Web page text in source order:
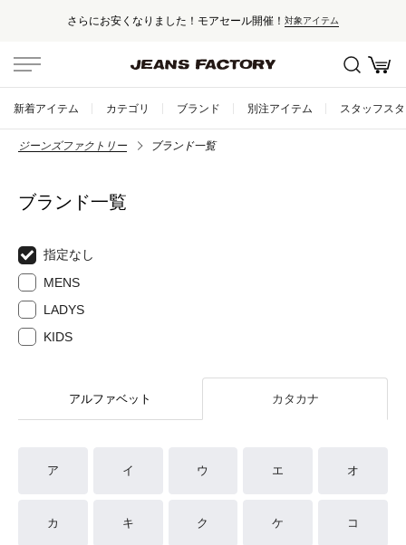
さらにお安くなりました！モアセール開催！ 対象アイテム
新着アイテム カテゴリ ブランド 別注アイテム スタッフス
ジーンズファクトリー ブランド一覧
ブランド一覧
指定なし
MENS
LADYS
KIDS
アルファベット カタカナ
ア イ ウ エ オ
カ キ ク ケ コ